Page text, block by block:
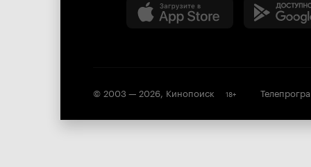
© 2003 — 2026, Кинопоиск 18+